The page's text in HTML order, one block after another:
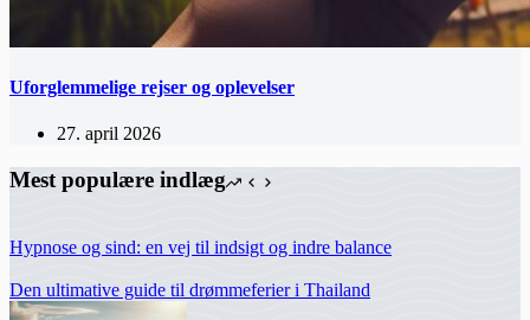
Uforglemmelige rejser og oplevelser
27. april 2026
Mest populære indlæg
Hypnose og sind: en vej til indsigt og indre balance
Den ultimative guide til drømmeferier i Thailand